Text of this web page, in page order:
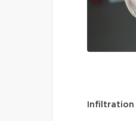
Infiltration